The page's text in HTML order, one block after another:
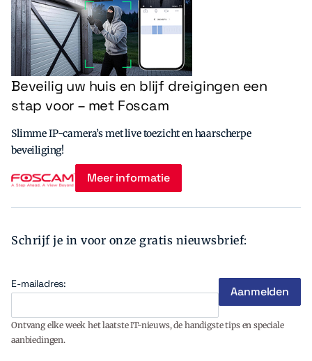
Beveilig uw huis en blijf dreigingen een
stap voor – met Foscam
Slimme IP-camera’s met live toezicht en haarscherpe
beveiliging!
Meer informatie
Schrijf je in voor onze gratis nieuwsbrief:
E-mailadres:
Ontvang elke week het laatste IT-nieuws, de handigste tips en speciale
aanbiedingen.